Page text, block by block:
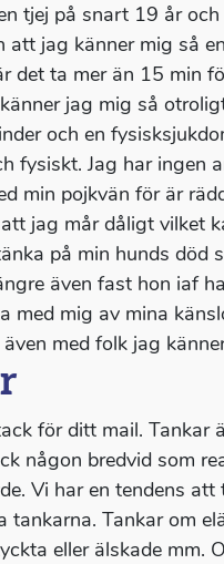
tjej på snart 19 år
att jag känner mig så
det ta mer än 15 min
jag mig så
och en
fysiskt. Jag har ingen
min pojkvän för är
jag mår dåligt vilket
på min hunds död
även fast hon iaf
med mig av mina
med folk jag
för ditt mail. Tankar
någon bredvid som
Vi har en tendens
tankarna. Tankar om
eller älskade mm.